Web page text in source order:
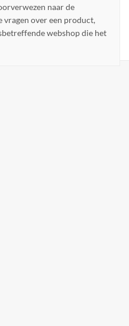
naar de
vragen over een product,
webshop die het